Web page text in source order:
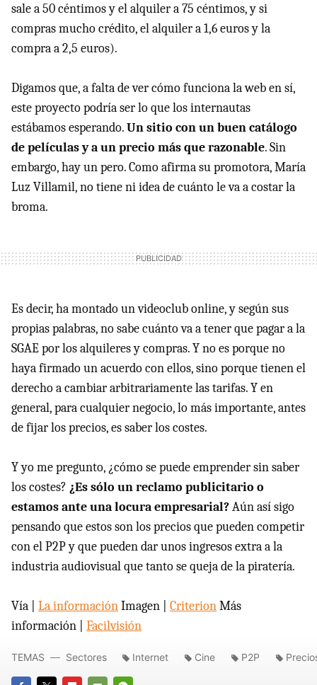
sale a 50 céntimos y el alquiler a 75 céntimos, y si
compras mucho crédito, el alquiler a 1,6 euros y la
compra a 2,5 euros).
Digamos que, a falta de ver cómo funciona la web en sí,
este proyecto podría ser lo que los internautas
estábamos esperando.Un sitio con un buen catálogo
de películas y a un precio más que razonable. Sin
embargo, hay un pero. Como afirma su promotora, María
Luz Villamil, no tiene ni idea de cuánto le va a costar la
broma.
Es decir, ha montado un videoclub online, y según sus
propias palabras, no sabe cuánto va a tener que pagar a la
SGAE por los alquileres y compras. Y no es porque no
haya firmado un acuerdo con ellos, sino porque tienen el
derecho a cambiar arbitrariamente las tarifas. Y en
general, para cualquier negocio, lo más importante, antes
de fijar los precios, es saber los costes.
Y yo me pregunto, ¿cómo se puede emprender sin saber
los costes? ¿Es sólo un reclamo publicitario o
estamos ante una locura empresarial?Aún así sigo
pensando que estos son los precios que pueden competir
con el P2P y que pueden dar unos ingresos extra a la
industria audiovisual que tanto se queja de la piratería.
Vía | La informaciónImagen | CriterionMás
información | Facilvisión
TEMAS Sectores Internet Cine P2P